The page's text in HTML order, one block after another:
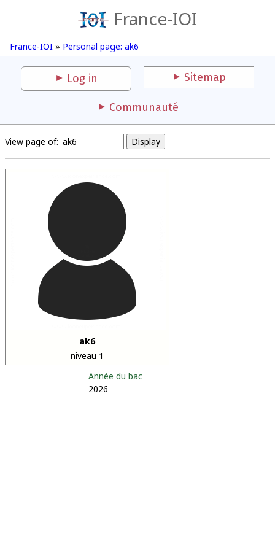
France-IOI
France-IOI » Personal page: ak6
Log in Sitemap
Communauté
View page of:
ak6
niveau 1
Année du bac
2026